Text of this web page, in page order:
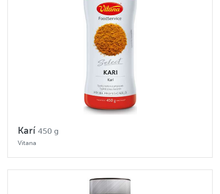
Karí 450 g
Vitana